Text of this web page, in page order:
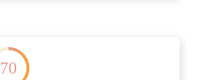
70